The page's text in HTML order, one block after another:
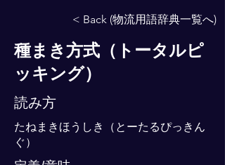
< Back (物流用語辞典一覧へ)
種まき方式（トータルピ
ッキング）
読み方
たねまきほうしき（とーたるぴっきん
ぐ）